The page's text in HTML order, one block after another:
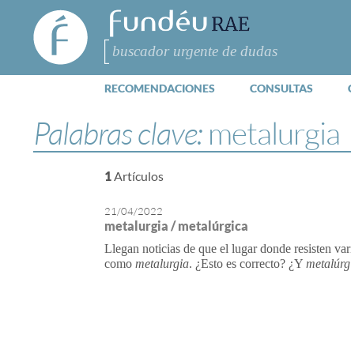
FundéuRAE
- Fundación
del Español
Urgente
Buscar
RECOMENDACIONES CONSULTAS
Palabras clave: metalurgia
1Artículos
21/04/2022
metalurgia / metalúrgica
Llegan noticias de que el lugar donde resisten
como metalurgia. ¿Esto es correcto? ¿Y